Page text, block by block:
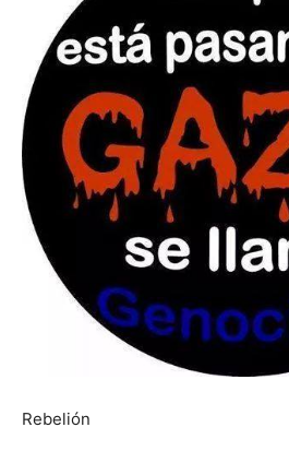
Rebelión